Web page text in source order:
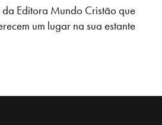
Editora Mundo Cristão que
um lugar na sua estante